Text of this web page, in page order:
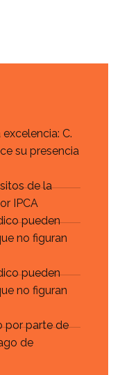
C.
su presencia
de la
IPCA
pueden
no figuran
pueden
no figuran
por parte de
de